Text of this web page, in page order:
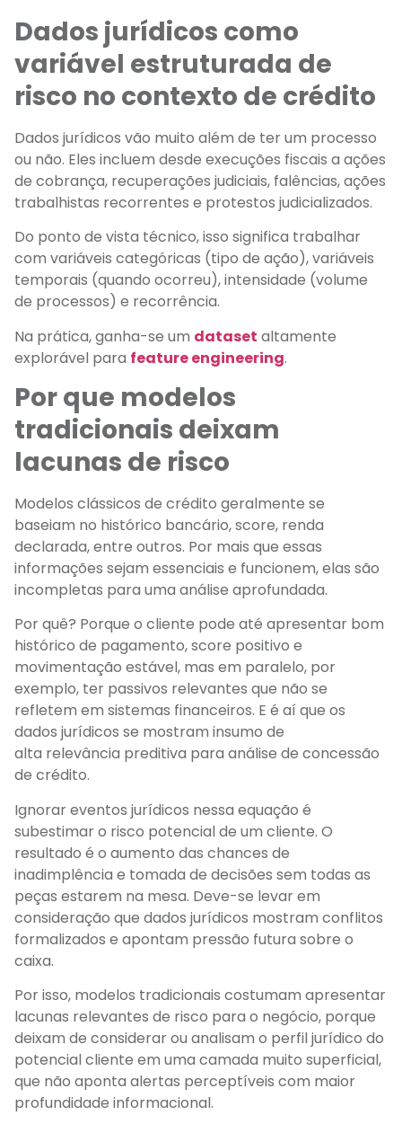
Dados jurídicos como
variável estruturada de
risco no contexto de crédito
Dados jurídicos vão muito além de ter um processo
ou não. Eles incluem desde execuções fiscais a ações
de cobrança, recuperações judiciais, falências, ações
trabalhistas recorrentes e protestos judicializados.
Do ponto de vista técnico, isso significa trabalhar
com variáveis categóricas (tipo de ação), variáveis
temporais (quando ocorreu), intensidade (volume
de processos) e recorrência.
Na prática, ganha-se um dataset altamente
explorável para feature engineering.
Por que modelos
tradicionais deixam
lacunas de risco
Modelos clássicos de crédito geralmente se
baseiam no histórico bancário, score, renda
declarada, entre outros. Por mais que essas
informações sejam essenciais e funcionem, elas são
incompletas para uma análise aprofundada.
Por quê? Porque o cliente pode até apresentar bom
histórico de pagamento, score positivo e
movimentação estável, mas em paralelo, por
exemplo, ter passivos relevantes que não se
refletem em sistemas financeiros. E é aí que os
dados jurídicos se mostram insumo de
alta relevância preditiva para análise de concessão
de crédito.
Ignorar eventos jurídicos nessa equação é
subestimar o risco potencial de um cliente. O
resultado é o aumento das chances de
inadimplência e tomada de decisões sem todas as
peças estarem na mesa. Deve-se levar em
consideração que dados jurídicos mostram conflitos
formalizados e apontam pressão futura sobre o
caixa.
Por isso, modelos tradicionais costumam apresentar
lacunas relevantes de risco para o negócio, porque
deixam de considerar ou analisam o perfil jurídico do
potencial cliente em uma camada muito superficial,
que não aponta alertas perceptíveis com maior
profundidade informacional.